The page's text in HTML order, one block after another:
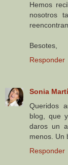
Hemos
nosotros
Besotes,
Responder
Sonia
Queridos
blog, que
daros un
menos. Un
Responder